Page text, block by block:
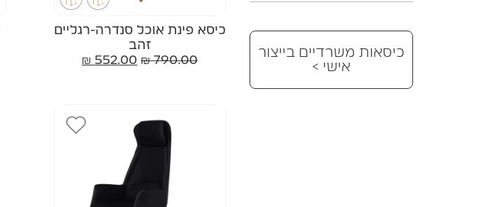
כיסאות משרדיים בייצור
אישי >
כיסא פינת אוכל סנדרה-רגליים
זהב
790.00
₪
552.00
₪